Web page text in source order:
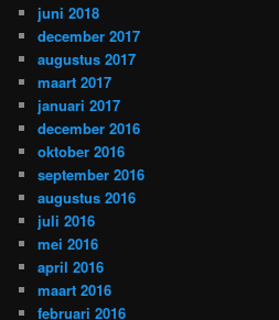
juni 2018
december 2017
augustus 2017
maart 2017
januari 2017
december 2016
oktober 2016
september 2016
augustus 2016
juli 2016
mei 2016
april 2016
maart 2016
februari 2016